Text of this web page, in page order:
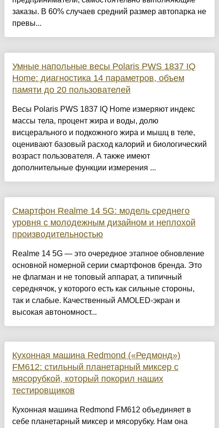
заказы. В 60% случаев средний размер автопарка не
превы...
Умные напольные весы Polaris PWS 1837 IQ
Home: диагностика 14 параметров, объем
памяти до 20 пользователей
Весы Polaris PWS 1837 IQ Home измеряют индекс
массы тела, процент жира и воды, долю
висцерального и подкожного жира и мышц в теле,
оценивают базовый расход калорий и биологический
возраст пользователя. А также имеют
дополнительные функции измерения ...
Смартфон Realme 14 5G: модель среднего
уровня с молодежным дизайном и неплохой
производительностью
Realme 14 5G — это очередное этапное обновление
основной номерной серии смартфонов бренда. Это
не флагман и не топовый аппарат, а типичный
середнячок, у которого есть как сильные стороны,
так и слабые. Качественный AMOLED-экран и
высокая автономност...
Кухонная машина Redmond («Редмонд»)
FM612: стильный планетарный миксер с
мясорубкой, который покорил наших
тестировщиков
Кухонная машина Redmond FM612 объединяет в
себе планетарный миксер и мясорубку. Нам она